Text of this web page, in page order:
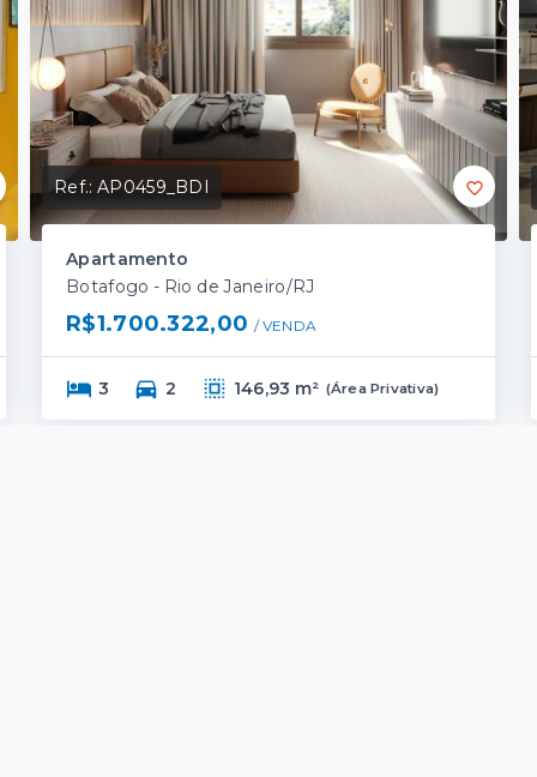
Ref.:AP0459_BDI
Apartamento
Botafogo - Rio de Janeiro/RJ
R$1.700.322,00 / VENDA
3 2 146,93 m² (Área Privativa)